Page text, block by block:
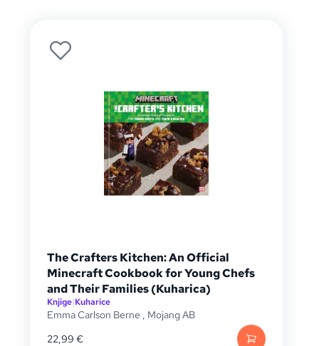
The Crafters Kitchen: An Official
Minecraft Cookbook for Young Chefs
and Their Families (Kuharica)
Knjige|Kuharice
Emma Carlson Berne , Mojang AB
22,99 €